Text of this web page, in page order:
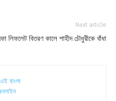
Next article
লিফলেট বিতরণ কালে শাহীদ চৌধুরীকে বাঁধা